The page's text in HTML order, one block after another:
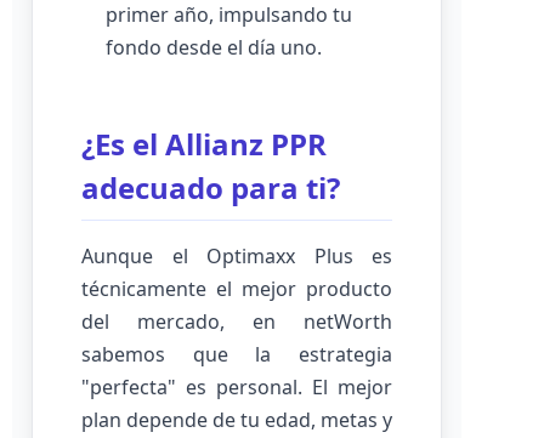
primer año, impulsando tu
fondo desde el día uno.
¿Es el Allianz PPR
adecuado para ti?
Aunque el Optimaxx Plus es
técnicamente el mejor producto
del mercado, en netWorth
sabemos que la estrategia
"perfecta" es personal. El mejor
plan depende de tu edad, metas y